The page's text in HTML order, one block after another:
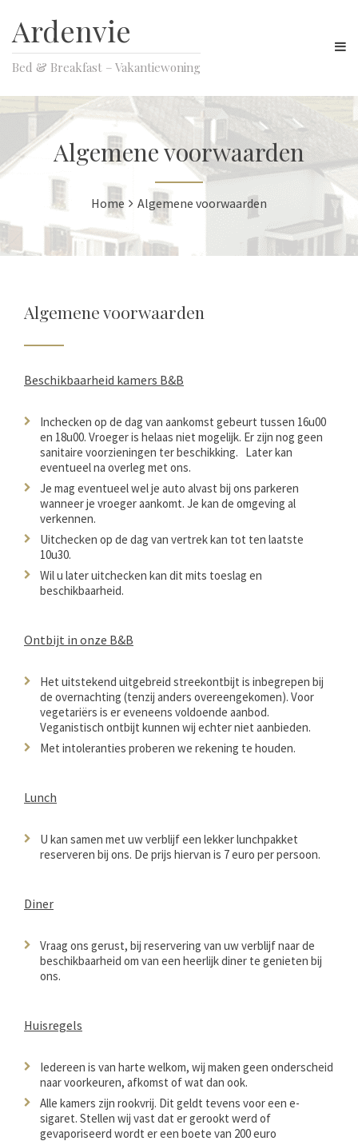
Ardenvie
Bed & Breakfast – Vakantiewoning
Algemene voorwaarden
Home Algemene voorwaarden
Algemene voorwaarden
Beschikbaarheid kamers B&B
Inchecken op de dag van aankomst gebeurt tussen 16u00
en 18u00. Vroeger is helaas niet mogelijk. Er zijn nog geen
sanitaire voorzieningen ter beschikking. Later kan
eventueel na overleg met ons.
Je mag eventueel wel je auto alvast bij ons parkeren
wanneer je vroeger aankomt. Je kan de omgeving al
verkennen.
Uitchecken op de dag van vertrek kan tot ten laatste
10u30.
Wil u later uitchecken kan dit mits toeslag en
beschikbaarheid.
Ontbijt in onze B&B
Het uitstekend uitgebreid streekontbijt is inbegrepen bij
de overnachting (tenzij anders overeengekomen). Voor
vegetariërs is er eveneens voldoende aanbod.
Veganistisch ontbijt kunnen wij echter niet aanbieden.
Met intoleranties proberen we rekening te houden.
Lunch
U kan samen met uw verblijf een lekker lunchpakket
reserveren bij ons. De prijs hiervan is 7 euro per persoon.
Diner
Vraag ons gerust, bij reservering van uw verblijf naar de
beschikbaarheid om van een heerlijk diner te genieten bij
ons.
Huisregels
Iedereen is van harte welkom, wij maken geen onderscheid
naar voorkeuren, afkomst of wat dan ook.
Alle kamers zijn rookvrij. Dit geldt tevens voor een e-
sigaret. Stellen wij vast dat er gerookt werd of
gevaporiseerd wordt er een boete van 200 euro